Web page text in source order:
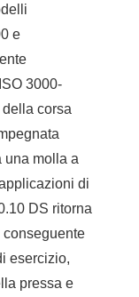
e
3000-
corsa
una molla a
di
DS ritorna
conseguente
esercizio,
pressa e